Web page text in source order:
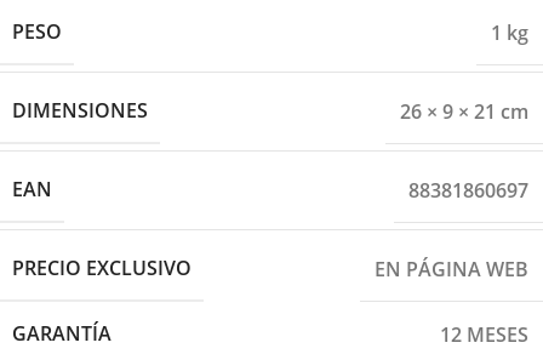
PESO
1 kg
DIMENSIONES 26 × 9 × 21 cm
EAN 88381860697
PRECIO EXCLUSIVO EN PÁGINA WEB
GARANTÍA
12 MESES